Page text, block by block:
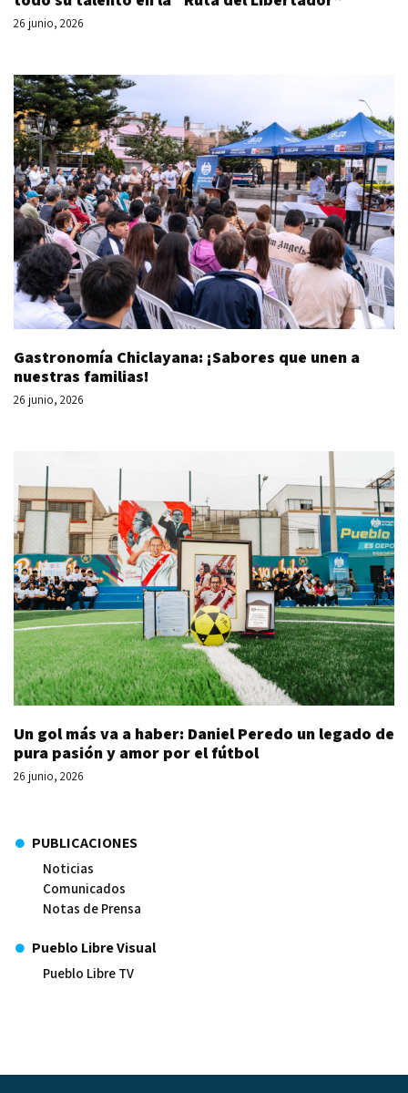
26 junio, 2026
Gastronomía Chiclayana: ¡Sabores que unen a
nuestras familias!
26 junio, 2026
Un gol más va a haber: Daniel Peredo un legado de
pura pasión y amor por el fútbol
26 junio, 2026
PUBLICACIONES
Noticias
Comunicados
Notas de Prensa
Pueblo Libre Visual
Pueblo Libre TV